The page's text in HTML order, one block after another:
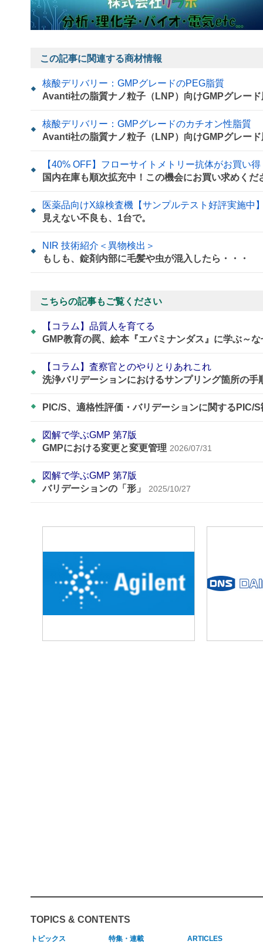
この記事に関連する商材情報
核酸デリバリー：GMPグレードのPEG脂質
Avanti社の脂質ナノ粒子（LNP）向けGMPグレード
核酸デリバリー：GMPグレードのカチオン性脂質
Avanti社の脂質ナノ粒子（LNP）向けGMPグレード
【40% OFF】フローサイトメトリー抗体がお買い得
国内在庫も順次拡充中！この機会にお買い求めくだ
医薬品向けX線検査機【サンプルテスト好評実施中
見えない不良も、1台で。
NIR 技術紹介＜異物検出＞
もしも、錠剤内部に毛髪や虫が混入したら・・・
こちらの記事もご覧ください
【コラム】品質人を育てる
GMP教育の罠、絵本『エパミナンダス』に学ぶ～
【コラム】査察官とのやりとりあれこれ
洗浄バリデーションにおけるサンプリング箇所の手
PIC/S、適格性評価・バリデーションに関するPIC/
図解で学ぶGMP 第7版
GMPにおける変更と変更管理 2026/07/31
図解で学ぶGMP 第7版
バリデーションの「形」
2025/10/27
TOPICS & CONTENTS
トピックス 特集・連載 ARTICLES